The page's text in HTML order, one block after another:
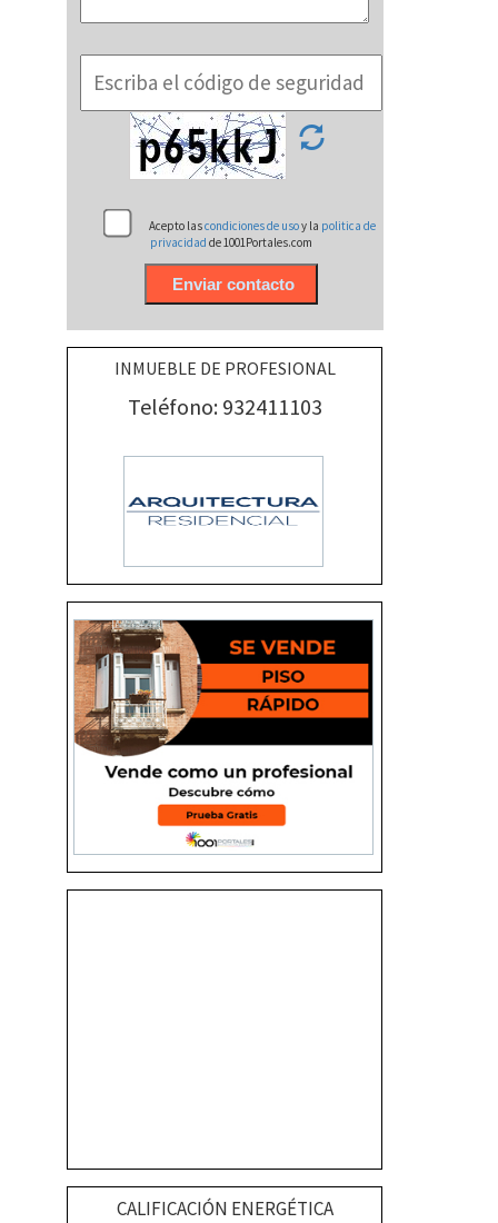
Acepto lascondiciones de usoy la politica de
privacidadde 1001Portales.com
INMUEBLE DE PROFESIONAL
Teléfono: 932411103
CALIFICACIÓN ENERGÉTICA